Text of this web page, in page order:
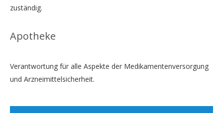
zuständig.
Apotheke
Verantwortung für alle Aspekte der Medikamentenversorgung
und Arzneimittelsicherheit.